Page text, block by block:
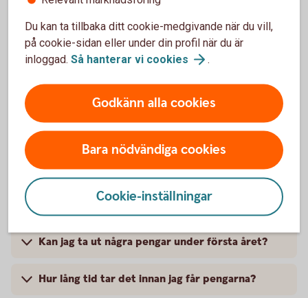
depåkontot?
Hur tar jag ut pengar ur försäkringen?
Kan jag ta ut valfritt belopp?
pengar ur depån?
Kan jag välja om jag vill ta ut från depåkontot
eller sälja av fonder?
Kan jag ta ut några pengar under första året?
Hur lång tid tar det innan jag får pengarna?
Du kan ta tillbaka ditt cookie-medgivande när du vill,
på cookie-sidan eller under din profil när du är
inloggad. Så hanterar vi cookies .
Godkänn alla cookies
Bara nödvändiga cookies
Cookie-inställningar